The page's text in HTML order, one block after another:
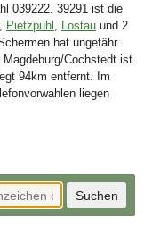
039222. 39291 ist die
, Pietzpuhl , Lostau und 2
hat ungefähr
Magdeburg/Cochstedt ist
94km entfernt. Im
liegen